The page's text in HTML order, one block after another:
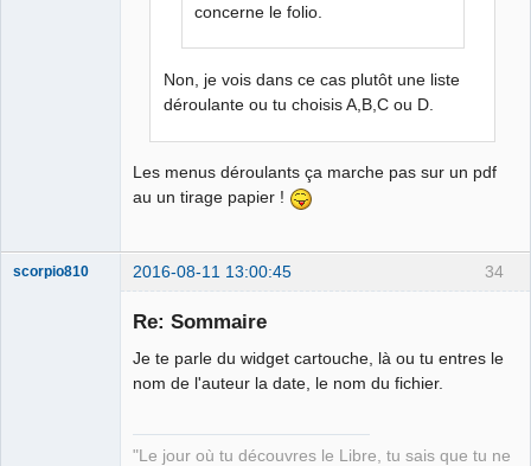
concerne le folio.
Non, je vois dans ce cas plutôt une liste
déroulante ou tu choisis A,B,C ou D.
Les menus déroulants ça marche pas sur un pdf
au un tirage papier !
34
scorpio810 2016-08-11 13:00:45
Re: Sommaire
Je te parle du widget cartouche, là ou tu entres le
nom de l'auteur la date, le nom du fichier.
"Le jour où tu découvres le Libre, tu sais que tu ne